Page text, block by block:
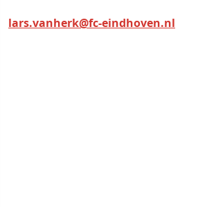
lars.vanherk@fc-eindhoven.nl